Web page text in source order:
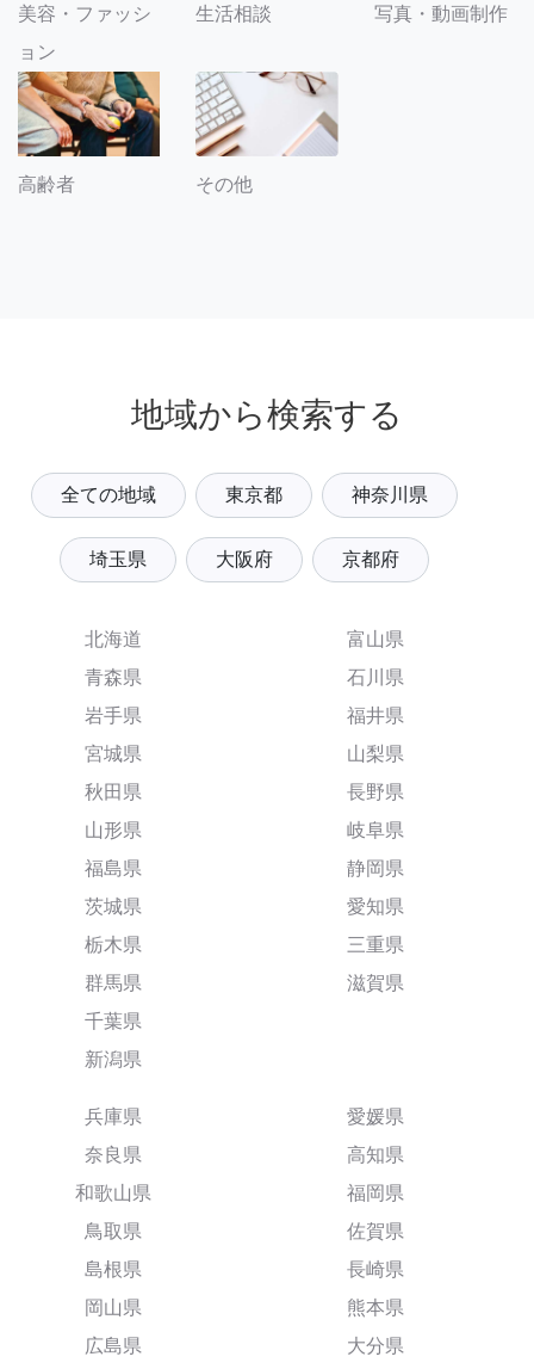
美容・ファッシ
ョン
生活相談 写真・動画制作
高齢者 その他
地域から検索する
全ての地域 東京都 神奈川県
埼玉県 大阪府 京都府
北海道
青森県
岩手県
宮城県
秋田県
山形県
福島県
茨城県
栃木県
群馬県
千葉県
新潟県
富山県
石川県
福井県
山梨県
長野県
岐阜県
静岡県
愛知県
三重県
滋賀県
兵庫県
奈良県
和歌山県
鳥取県
島根県
岡山県
広島県
愛媛県
高知県
福岡県
佐賀県
長崎県
熊本県
大分県